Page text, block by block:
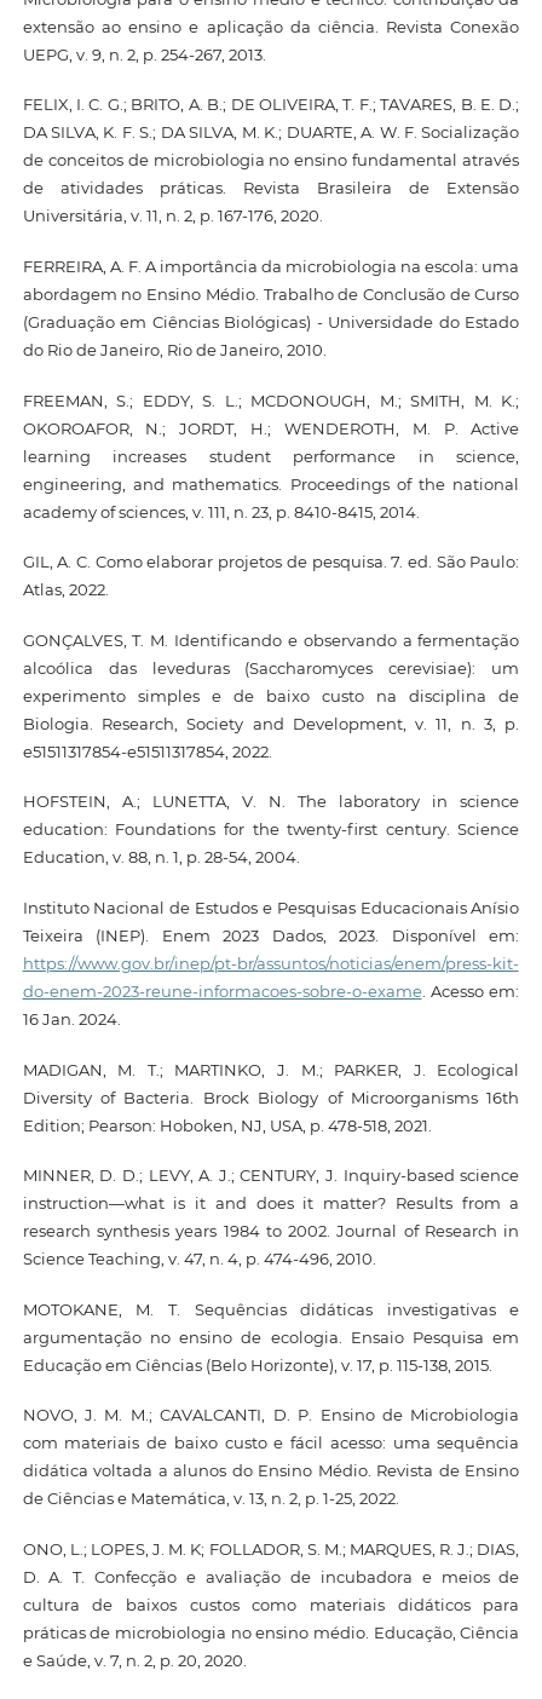
extensão ao ensino e aplicação da ciência. Revista Conexão
UEPG, v. 9, n. 2, p. 254-267, 2013.
FELIX, I. C. G.; BRITO, A. B.; DE OLIVEIRA, T. F.; TAVARES, B. E. D.;
DA SILVA, K. F. S.; DA SILVA, M. K.; DUARTE, A. W. F. Socialização
de conceitos de microbiologia no ensino fundamental através
de atividades práticas. Revista Brasileira de Extensão
Universitária, v. 11, n. 2, p. 167-176, 2020.
FERREIRA, A. F. A importância da microbiologia na escola: uma
abordagem no Ensino Médio. Trabalho de Conclusão de Curso
(Graduação em Ciências Biológicas) - Universidade do Estado
do Rio de Janeiro, Rio de Janeiro, 2010.
FREEMAN, S.; EDDY, S. L.; MCDONOUGH, M.; SMITH, M. K.;
OKOROAFOR, N.; JORDT, H.; WENDEROTH, M. P. Active
learning increases student performance in science,
engineering, and mathematics. Proceedings of the national
academy of sciences, v. 111, n. 23, p. 8410-8415, 2014.
GIL, A. C. Como elaborar projetos de pesquisa. 7. ed. São Paulo:
Atlas, 2022.
GONÇALVES, T. M. Identificando e observando a fermentação
alcoólica das leveduras (Saccharomyces cerevisiae): um
experimento simples e de baixo custo na disciplina de
Biologia. Research, Society and Development, v. 11, n. 3, p.
e51511317854-e51511317854, 2022.
HOFSTEIN, A.; LUNETTA, V. N. The laboratory in science
education: Foundations for the twenty-first century. Science
Education, v. 88, n. 1, p. 28-54, 2004.
Instituto Nacional de Estudos e Pesquisas Educacionais Anísio
Teixeira (INEP). Enem 2023 Dados, 2023. Disponível em:
https://www.gov.br/inep/pt-br/assuntos/noticias/enem/press-kit-
do-enem-2023-reune-informacoes-sobre-o-exame. Acesso em:
16 Jan. 2024.
MADIGAN, M. T.; MARTINKO, J. M.; PARKER, J. Ecological
Diversity of Bacteria. Brock Biology of Microorganisms 16th
Edition; Pearson: Hoboken, NJ, USA, p. 478-518, 2021.
MINNER, D. D.; LEVY, A. J.; CENTURY, J. Inquiry-based science
instruction—what is it and does it matter? Results from a
research synthesis years 1984 to 2002. Journal of Research in
Science Teaching, v. 47, n. 4, p. 474-496, 2010.
MOTOKANE, M. T. Sequências didáticas investigativas e
argumentação no ensino de ecologia. Ensaio Pesquisa em
Educação em Ciências (Belo Horizonte), v. 17, p. 115-138, 2015.
NOVO, J. M. M.; CAVALCANTI, D. P. Ensino de Microbiologia
com materiais de baixo custo e fácil acesso: uma sequência
didática voltada a alunos do Ensino Médio. Revista de Ensino
de Ciências e Matemática, v. 13, n. 2, p. 1-25, 2022.
ONO, L.; LOPES, J. M. K; FOLLADOR, S. M.; MARQUES, R. J.; DIAS,
D. A. T. Confecção e avaliação de incubadora e meios de
cultura de baixos custos como materiais didáticos para
práticas de microbiologia no ensino médio. Educação, Ciência
e Saúde, v. 7, n. 2, p. 20, 2020.